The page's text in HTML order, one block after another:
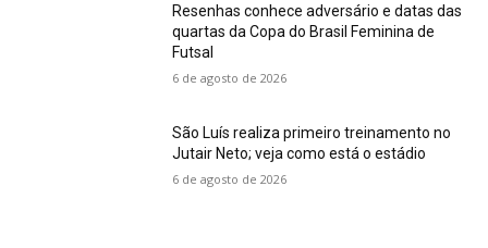
Resenhas conhece adversário e datas das
quartas da Copa do Brasil Feminina de
Futsal
6 de agosto de 2026
São Luís realiza primeiro treinamento no
Jutair Neto; veja como está o estádio
6 de agosto de 2026